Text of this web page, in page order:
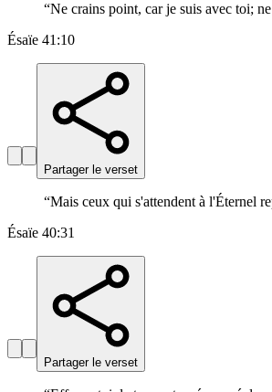
“Ne crains point, car je suis avec toi;
Ésaïe 41:10
Partager le verset
“Mais ceux qui s'attendent à l'Éternel
Ésaïe 40:31
Partager le verset